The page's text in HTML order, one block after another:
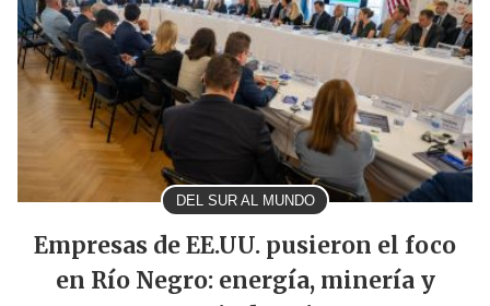
DEL SUR AL MUNDO
Empresas de EE.UU. pusieron el foco
en Río Negro: energía, minería y